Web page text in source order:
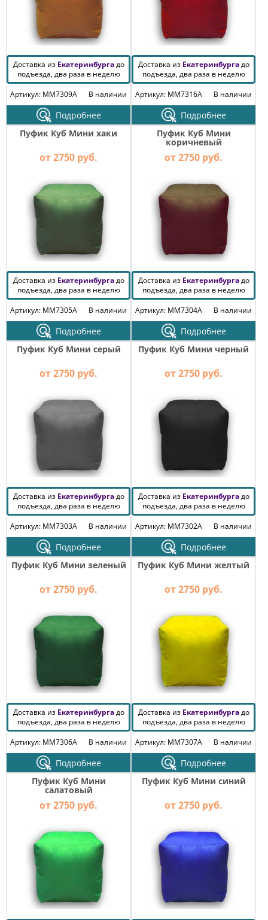
Доставка из Екатеринбургадо
подъезда, два раза в неделю
Артикул: MM7309A
В наличии
Подробнее
Доставка из Екатеринбургадо
подъезда, два раза в неделю
Артикул: MM7316A
В наличии
Подробнее
Пуфик Куб Мини хаки
от 2750 руб.
Доставка из Екатеринбургадо
подъезда, два раза в неделю
Артикул: MM7305A
В наличии
Подробнее
Пуфик Куб Мини
коричневый
от 2750 руб.
Доставка из Екатеринбургадо
подъезда, два раза в неделю
Артикул: MM7304A
В наличии
Подробнее
Пуфик Куб Мини серый
от 2750 руб.
Доставка из Екатеринбургадо
подъезда, два раза в неделю
Артикул: MM7303A
В наличии
Подробнее
Пуфик Куб Мини черный
от 2750 руб.
Доставка из Екатеринбургадо
подъезда, два раза в неделю
Артикул: MM7302A
В наличии
Подробнее
Пуфик Куб Мини зеленый
от 2750 руб.
Доставка из Екатеринбургадо
подъезда, два раза в неделю
Артикул: MM7306A
В наличии
Подробнее
Пуфик Куб Мини желтый
от 2750 руб.
Доставка из Екатеринбургадо
подъезда, два раза в неделю
Артикул: MM7307A
В наличии
Подробнее
Пуфик Куб Мини
салатовый
от 2750 руб.
Пуфик Куб Мини синий
от 2750 руб.
МЕБЕЛЬ
ВАННОЙ
МЕБЕЛЬ-
ТРАНСФОРМЕР
РАЗНАЯ
МЕБЕЛЬ
КОМОДЫ
ЖУРНАЛЬНЫЕ
СТОЛЫ
СТОЛИКИ
БАНКЕТКИ
И
ДИВАНЧИКИ
МЕБЕЛЬ
ФАБРИКИ
МЕБЕЛИ